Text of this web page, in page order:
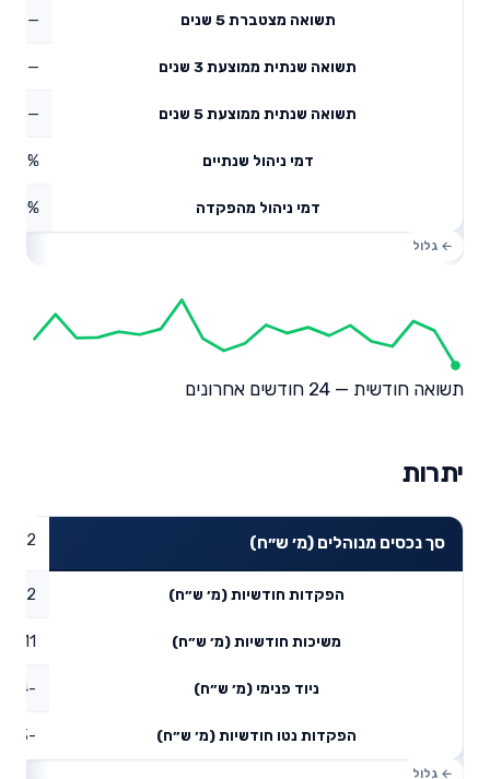
תשואה מצטברת 5 שנים —
תשואה שנתית ממוצעת 3 שנים —
תשואה שנתית ממוצעת 5 שנים —
דמי ניהול שנתיים
דמי ניהול מהפקדה 0%
תשואה חודשית — 24 חודשים אחרונים
יתרות
סך נכסים מנוהלים (מ׳ ש״ח) 8.62
הפקדות חודשיות (מ׳ ש״ח) 0.12
משיכות חודשיות (מ׳ ש״ח) 0.11
ניוד פנימי (מ׳ ש״ח) -0.24
הפקדות נטו חודשיות (מ׳ ש״ח) -0.23